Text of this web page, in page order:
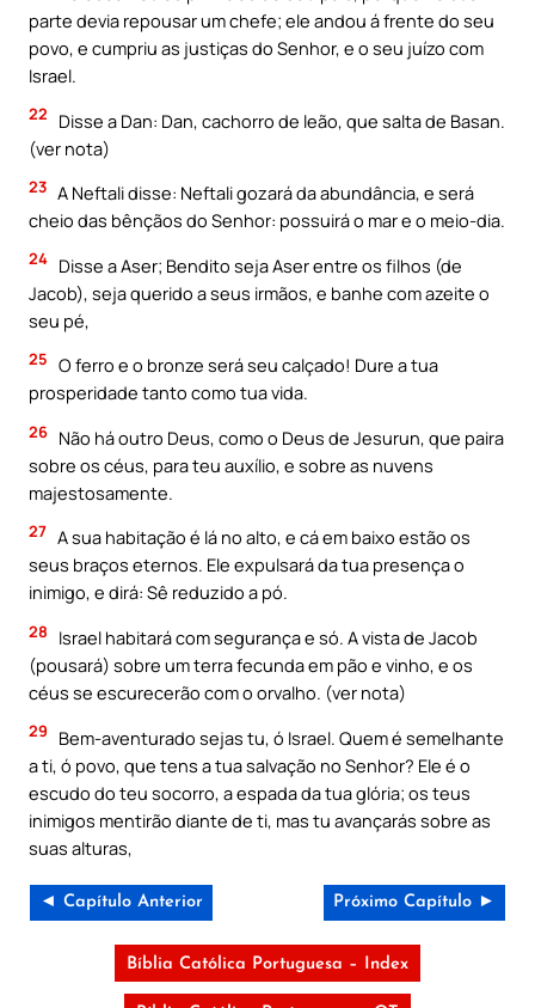
parte devia repousar um chefe; ele andou á frente do seu
povo, e cumpriu as justiças do Senhor, e o seu juízo com
Israel.
22
Disse a Dan: Dan, cachorro de leão, que salta de Basan.
(ver nota)
23 A Neftali disse: Neftali gozará da abundância, e será
cheio das bênçãos do Senhor: possuirá o mar e o meio-dia.
24 Disse a Aser; Bendito seja Aser entre os filhos (de
Jacob), seja querido a seus irmãos, e banhe com azeite o
seu pé,
25 O ferro e o bronze será seu calçado! Dure a tua
prosperidade tanto como tua vida.
26 Não há outro Deus, como o Deus de Jesurun, que paira
sobre os céus, para teu auxílio, e sobre as nuvens
majestosamente.
27 A sua habitação é lá no alto, e cá em baixo estão os
seus braços eternos. Ele expulsará da tua presença o
inimigo, e dirá: Sê reduzido a pó.
28
Israel habitará com segurança e só. A vista de Jacob
(pousará) sobre um terra fecunda em pão e vinho, e os
céus se escurecerão com o orvalho. (ver nota)
29
Bem-aventurado sejas tu, ó Israel. Quem é semelhante
a ti, ó povo, que tens a tua salvação no Senhor? Ele é o
escudo do teu socorro, a espada da tua glória; os teus
inimigos mentirão diante de ti, mas tu avançarás sobre as
suas alturas,
◄ Capítulo Anterior Próximo Capítulo ►
Bíblia Católica Portuguesa – Index